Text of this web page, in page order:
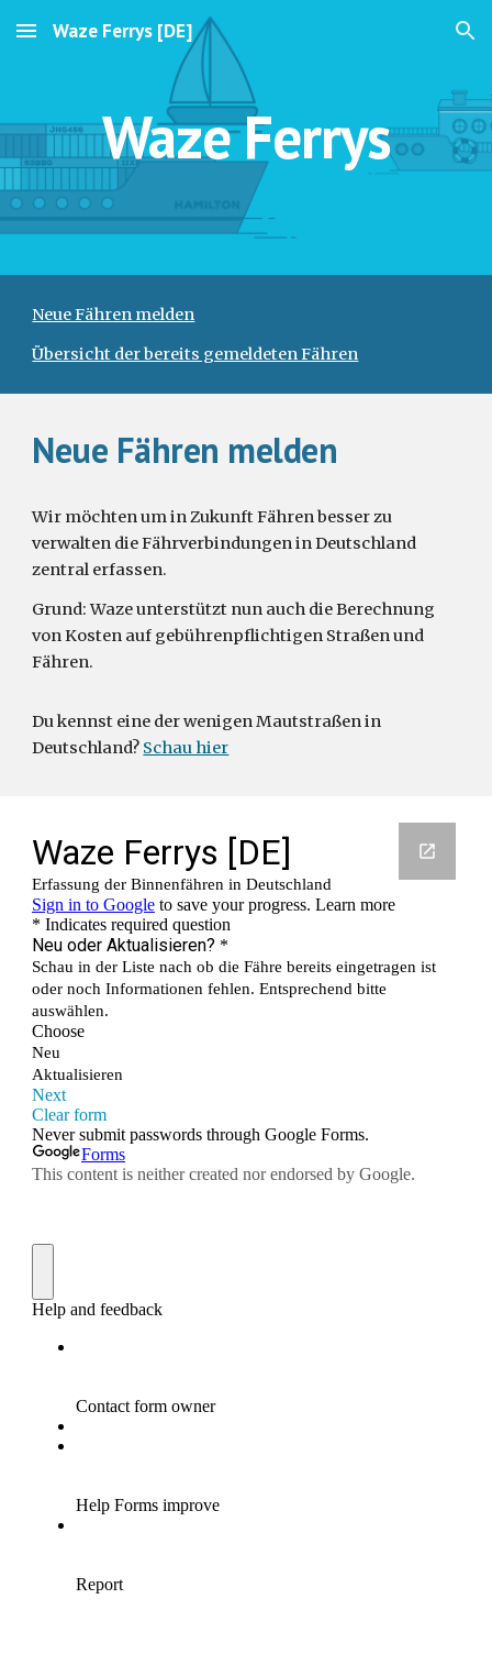
Skip to main content Skip to navigation
Waze Ferrys [DE]
Waze Ferrys
Neue Fähren melden
Übersicht der bereits gemeldeten Fähren
Neue Fähren melden
Wir möchten um in Zukunft Fähren besser zu
verwalten die Fährverbindungen in Deutschland
zentral erfassen.
Grund: Waze unterstützt nun auch die Berechnung
von Kosten auf gebührenpflichtigen Straßen und
Fähren.
Du kennst eine der wenigen Mautstraßen in
Deutschland? Schau hier